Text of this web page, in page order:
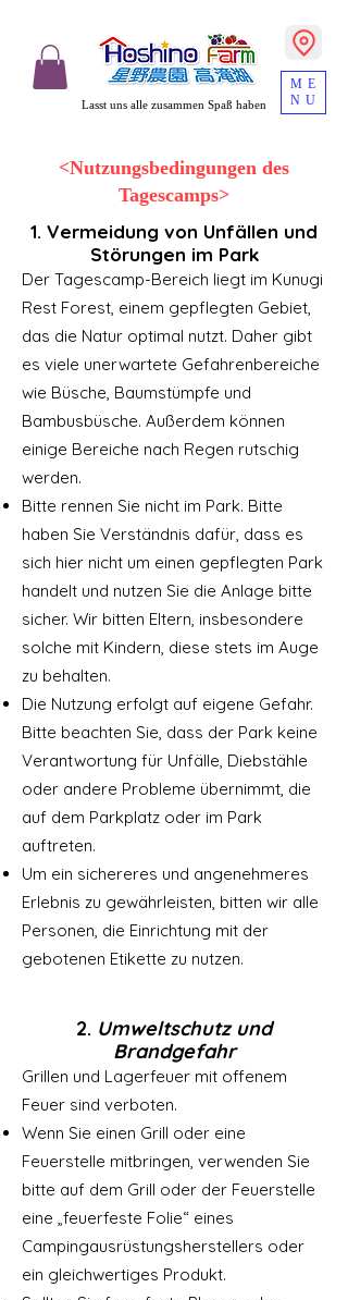
Lasst uns alle zusammen Spaß haben
ME
NU
<Nutzungsbedingungen des
Tagescamps>
1. Vermeidung von Unfällen und
Störungen im Park
Der Tagescamp-Bereich liegt im Kunugi
Rest Forest, einem gepflegten Gebiet,
das die Natur optimal nutzt. Daher gibt
es viele unerwartete Gefahrenbereiche
wie Büsche, Baumstümpfe und
Bambusbüsche. Außerdem können
einige Bereiche nach Regen rutschig
werden.
Bitte rennen Sie nicht im Park. Bitte
haben Sie Verständnis dafür, dass es
sich hier nicht um einen gepflegten Park
handelt und nutzen Sie die Anlage bitte
sicher. Wir bitten Eltern, insbesondere
solche mit Kindern, diese stets im Auge
zu behalten.
Die Nutzung erfolgt auf eigene Gefahr.
Bitte beachten Sie, dass der Park keine
Verantwortung für Unfälle, Diebstähle
oder andere Probleme übernimmt, die
auf dem Parkplatz oder im Park
auftreten.
Um ein sichereres und angenehmeres
Erlebnis zu gewährleisten, bitten wir alle
Personen, die Einrichtung mit der
gebotenen Etikette zu nutzen.
2. Umweltschutz und
Brandgefahr
Grillen und Lagerfeuer mit offenem
Feuer sind verboten.
Wenn Sie einen Grill oder eine
Feuerstelle mitbringen, verwenden Sie
bitte auf dem Grill oder der Feuerstelle
eine „feuerfeste Folie“ eines
Campingausrüstungsherstellers oder
ein gleichwertiges Produkt.